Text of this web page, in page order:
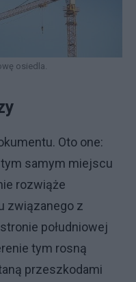
osiedla.
Oto one:
samym miejscu
rozwiąże
związanego z
południowej
tym rosną
przeszkodami